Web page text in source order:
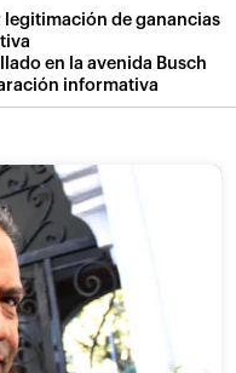
legitimación de ganancias
en la avenida Busch
informativa